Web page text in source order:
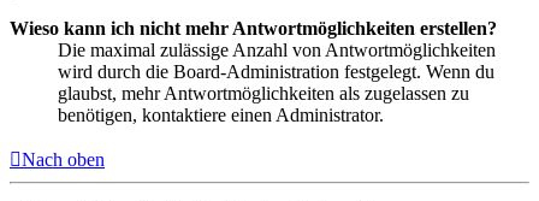
Wieso kann ich nicht mehr Antwortmöglichkeiten erstellen?
Die maximal zulässige Anzahl von Antwortmöglichkeiten
wird durch die Board-Administration festgelegt. Wenn du
glaubst, mehr Antwortmöglichkeiten als zugelassen zu
benötigen, kontaktiere einen Administrator.
Nach oben